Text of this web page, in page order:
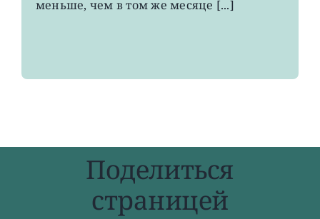
года
меньше, чем в том же месяце [...]
Поделиться
страницей